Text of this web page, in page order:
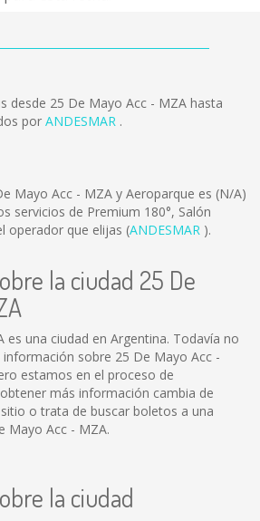
desde 25 De Mayo Acc - MZA hasta
por ANDESMAR .
Mayo Acc - MZA y Aeroparque es (N/A)
servicios de Premium 180°, Salón
operador que elijas (ANDESMAR ).
la ciudad 25 De
es una ciudad en Argentina. Todavía no
sobre 25 De Mayo Acc -
estamos en el proceso de
más información cambia de
o trata de buscar boletos a una
Mayo Acc - MZA.
la ciudad